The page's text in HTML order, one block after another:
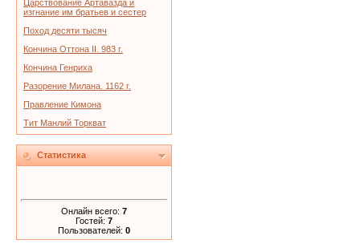
Царствование Артавазда и
изгнание им братьев и сестер
Поход десяти тысяч
Кончина Оттона II. 983 г.
Кончина Генриха
Разорение Милана. 1162 г.
Правление Кимона
Тит Манлий Торкват
Статистика
Онлайн всего: 7
Гостей: 7
Пользователей: 0